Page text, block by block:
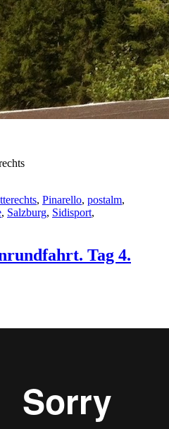
, Pinarello, postalm,
, Salzburg, Sidisport,
Tag 4.